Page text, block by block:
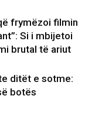
frymëzoi filmin
Si i mbijetoi
brutal të ariut
ditët e sotme:
botës